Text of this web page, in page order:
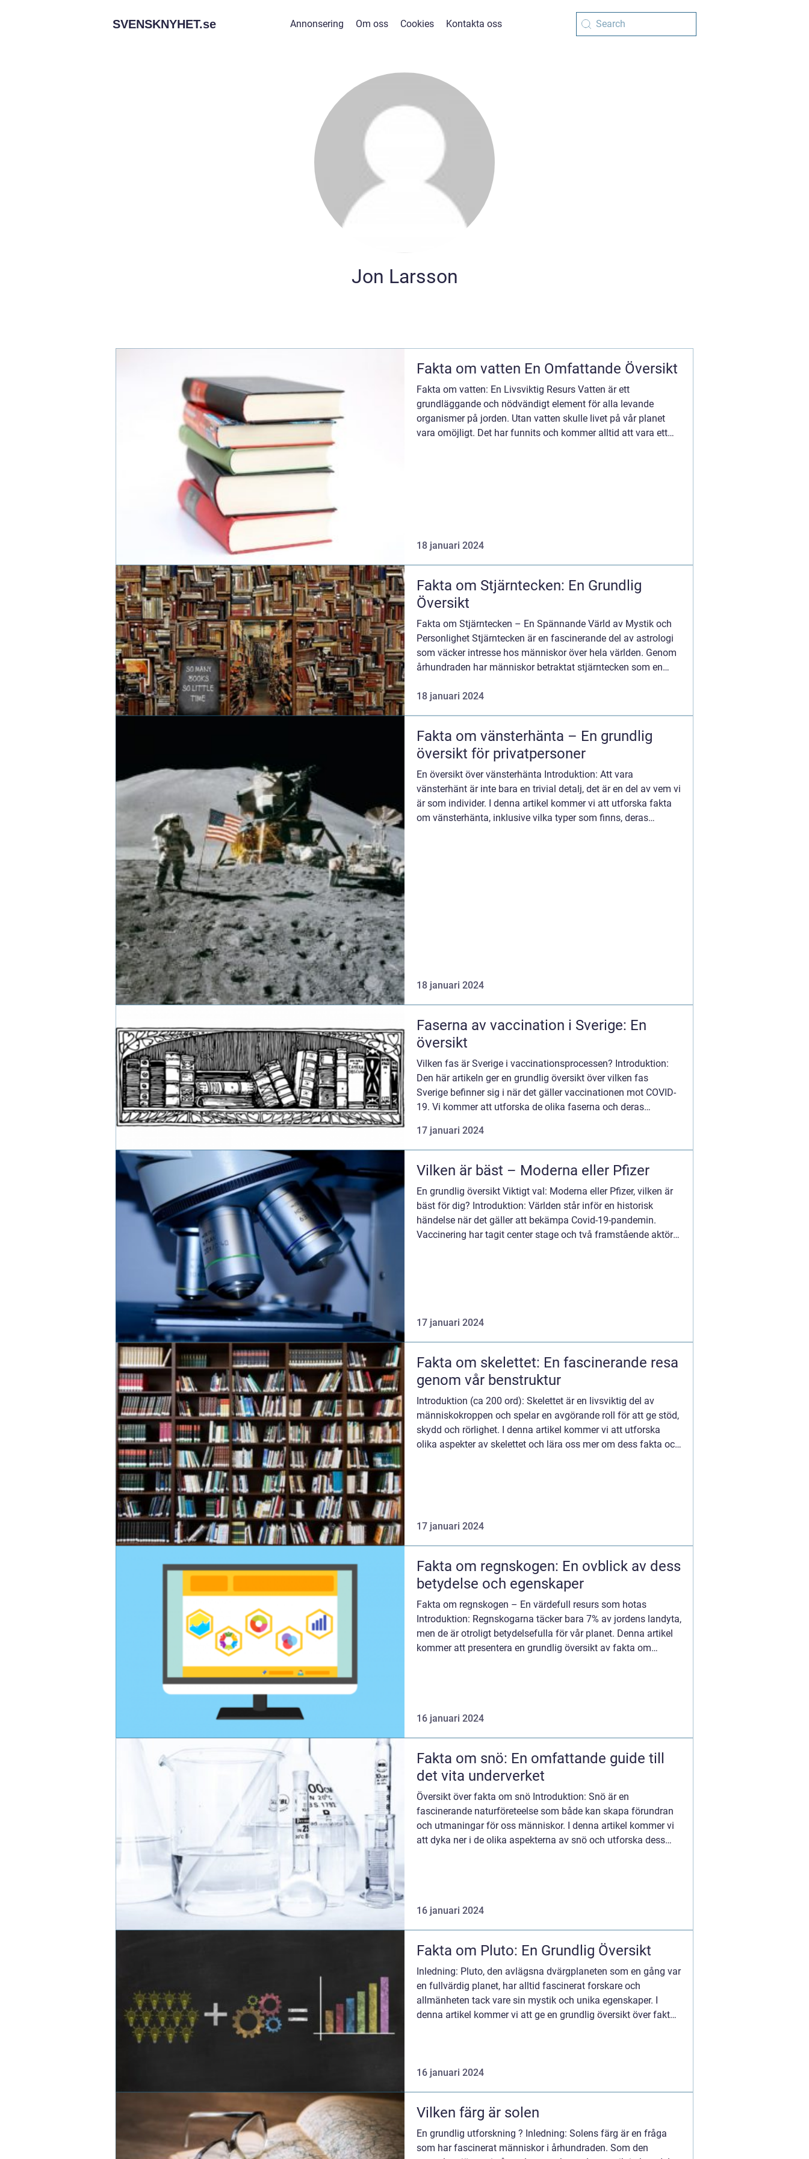
SVENSKNYHET.se Annonsering Om oss Cookies Kontakta oss
Jon Larsson
Fakta om vatten En Omfattande Översikt
Fakta om vatten: En Livsviktig Resurs Vatten är ett
grundläggande och nödvändigt element för alla levande
organismer på jorden. Utan vatten skulle livet på vår planet
vara omöjligt. Det har funnits och kommer alltid att vara ett
18 januari 2024
Fakta om Stjärntecken: En Grundlig
Översikt
Fakta om Stjärntecken – En Spännande Värld av Mystik och
Personlighet Stjärntecken är en fascinerande del av astrologi
som väcker intresse hos människor över hela världen. Genom
århundraden har människor betraktat stjärntecken som en
18 januari 2024
Fakta om vänsterhänta – En grundlig
översikt för privatpersoner
En översikt över vänsterhänta Introduktion: Att vara
vänsterhänt är inte bara en trivial detalj, det är en del av vem vi
är som individer. I denna artikel kommer vi att utforska fakta
om vänsterhänta, inklusive vilka typer som finns, deras
18 januari 2024
Faserna av vaccination i Sverige: En
översikt
Vilken fas är Sverige i vaccinationsprocessen? Introduktion:
Den här artikeln ger en grundlig översikt över vilken fas
Sverige befinner sig i när det gäller vaccinationen mot COVID-
19. Vi kommer att utforska de olika faserna och deras
17 januari 2024
Vilken är bäst – Moderna eller Pfizer
En grundlig översikt Viktigt val: Moderna eller Pfizer, vilken är
bäst för dig? Introduktion: Världen står inför en historisk
händelse när det gäller att bekämpa Covid-19-pandemin.
Vaccinering har tagit center stage och två framstående aktörer
17 januari 2024
Fakta om skelettet: En fascinerande resa
genom vår benstruktur
Introduktion (ca 200 ord): Skelettet är en livsviktig del av
människokroppen och spelar en avgörande roll för att ge stöd,
skydd och rörlighet. I denna artikel kommer vi att utforska
olika aspekter av skelettet och lära oss mer om dess fakta och
17 januari 2024
Fakta om regnskogen: En ovblick av dess
betydelse och egenskaper
Fakta om regnskogen – En värdefull resurs som hotas
Introduktion: Regnskogarna täcker bara 7% av jordens landyta,
men de är otroligt betydelsefulla för vår planet. Denna artikel
kommer att presentera en grundlig översikt av fakta om
16 januari 2024
Fakta om snö: En omfattande guide till
det vita underverket
Översikt över fakta om snö Introduktion: Snö är en
fascinerande naturföreteelse som både kan skapa förundran
och utmaningar för oss människor. I denna artikel kommer vi
att dyka ner i de olika aspekterna av snö och utforska dess
16 januari 2024
Fakta om Pluto: En Grundlig Översikt
Inledning: Pluto, den avlägsna dvärgplaneten som en gång var
en fullvärdig planet, har alltid fascinerat forskare och
allmänheten tack vare sin mystik och unika egenskaper. I
denna artikel kommer vi att ge en grundlig översikt över fakta
16 januari 2024
Vilken färg är solen
En grundlig utforskning ? Inledning: Solens färg är en fråga
som har fascinerat människor i århundraden. Som den